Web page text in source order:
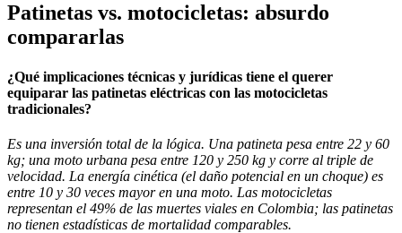
Patinetas vs. motocicletas: absurdo
compararlas
¿Qué implicaciones técnicas y jurídicas tiene el querer
equiparar las patinetas eléctricas con las motocicletas
tradicionales?
Es una inversión total de la lógica. Una patineta pesa entre 22 y 60
kg; una moto urbana pesa entre 120 y 250 kg y corre al triple de
velocidad. La energía cinética (el daño potencial en un choque) es
entre 10 y 30 veces mayor en una moto. Las motocicletas
representan el 49% de las muertes viales en Colombia; las patinetas
no tienen estadísticas de mortalidad comparables.